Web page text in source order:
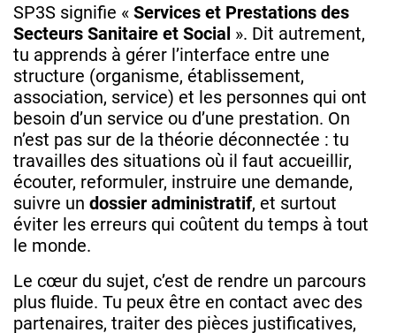
SP3S signifie « Services et Prestations des
Secteurs Sanitaire et Social ». Dit autrement,
tu apprends à gérer l’interface entre une
structure (organisme, établissement,
association, service) et les personnes qui ont
besoin d’un service ou d’une prestation. On
n’est pas sur de la théorie déconnectée : tu
travailles des situations où il faut accueillir,
écouter, reformuler, instruire une demande,
suivre un dossier administratif, et surtout
éviter les erreurs qui coûtent du temps à tout
le monde.
Le cœur du sujet, c’est de rendre un parcours
plus fluide. Tu peux être en contact avec des
partenaires, traiter des pièces justificatives,